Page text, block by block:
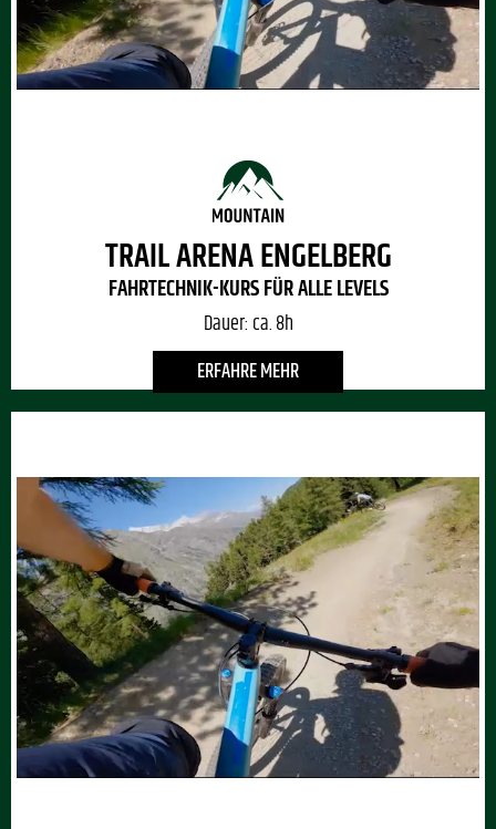
TRAIL ARENA ENGELBERG
FAHRTECHNIK-KURS FÜR ALLE LEVELS
Dauer: ca. 8h
ERFAHRE MEHR